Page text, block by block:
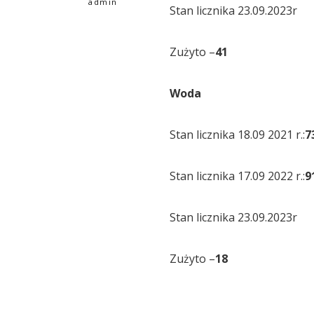
Stan licznika 23.09.2023r
Zużyto –41
Woda
Stan licznika 18.09 2021 r.:
Stan licznika 17.09 2022 r.:
Stan licznika 23.09.2023r
Zużyto –18